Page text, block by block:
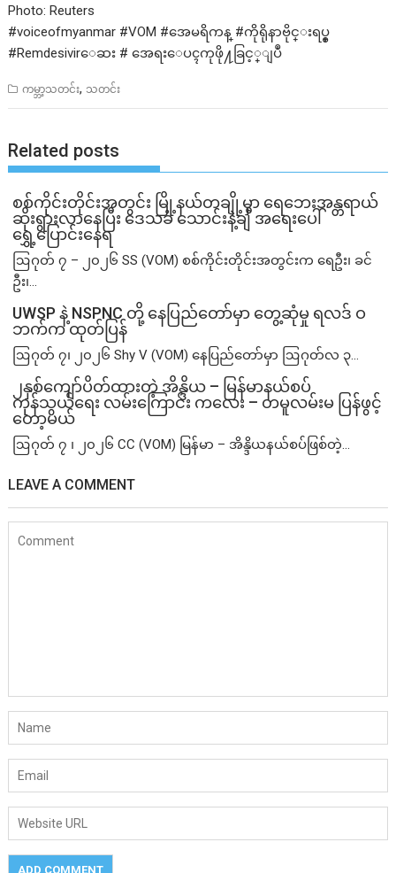
Photo: Reuters
#voiceofmyanmar #VOM #အေမရိကန္ #ကိုရိုနာဗိုင္းရပ္စ္
#Remdesivirေဆး # အေရးေပၚကုဖို႔ခြင့္ျပဳ
ကမ္ဘာ့သတင်း, သတင်း
Related posts
စစ်ကိုင်းတိုင်းအတွင်း မြို့နယ်တချို့မှာ ရေဘေးအန္တရာယ်
ဆိုးရွားလာနေပြီး ဒေသခံ သောင်းနဲ့ချီ အရေးပေါ်
ရွှေ့ပြောင်းနေရ
ဩဂုတ် ၇ – ၂၀၂၆ SS (VOM) စစ်ကိုင်းတိုင်းအတွင်းက ရေဦး၊ ခင်
ဦး၊...
UWSP နဲ့ NSPNC တို့ နေပြည်တော်မှာ တွေ့ဆုံမှု ရလဒ် ဝ
ဘက်က ထုတ်ပြန်
ဩဂုတ် ၇၊ ၂၀၂၆ Shy V (VOM) နေပြည်တော်မှာ ဩဂုတ်လ ၃...
၂နှစ်​ကျော်ပိတ်ထားတဲ့ အိန္ဒိယ – မြန်မာနယ်စပ်
ကုန်သွယ်ရေး လမ်းကြောင်း ကလေး – တမူလမ်းမ ပြန်ဖွင့်
တော့မယ်
ဩဂုတ် ၇ ၊ ၂၀၂၆ CC (VOM) မြန်မာ – အိန္ဒိယနယ်စပ်ဖြစ်တဲ့...
LEAVE A COMMENT